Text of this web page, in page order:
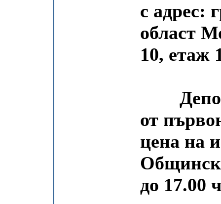
с адрес:
област
10, етаж
от
цена на
до 17.00